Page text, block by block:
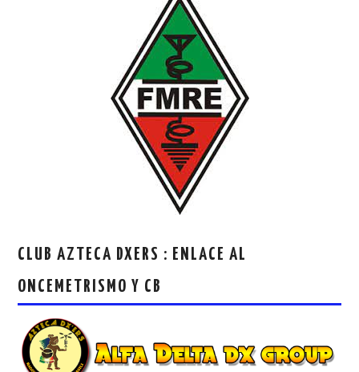
CLUB AZTECA DXERS : ENLACE AL
ONCEMETRISMO Y CB